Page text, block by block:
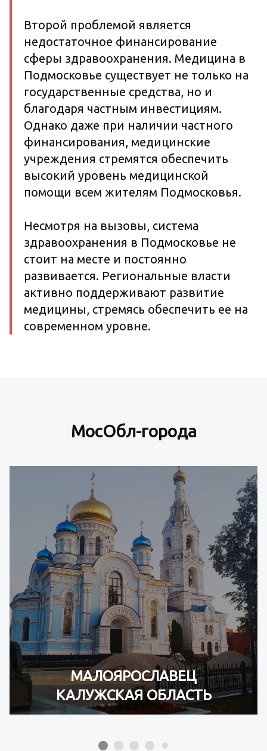
Второй проблемой является
недостаточное финансирование
сферы здравоохранения. Медицина в
Подмосковье существует не только на
государственные средства, но и
благодаря частным инвестициям.
Однако даже при наличии частного
финансирования, медицинские
учреждения стремятся обеспечить
высокий уровень медицинской
помощи всем жителям Подмосковья.
Несмотря на вызовы, система
здравоохранения в Подмосковье не
стоит на месте и постоянно
развивается. Региональные власти
активно поддерживают развитие
медицины, стремясь обеспечить ее на
современном уровне.
МосОбл-города
МАЛОЯРОСЛАВЕЦ
КАЛУЖСКАЯ ОБЛАСТЬ